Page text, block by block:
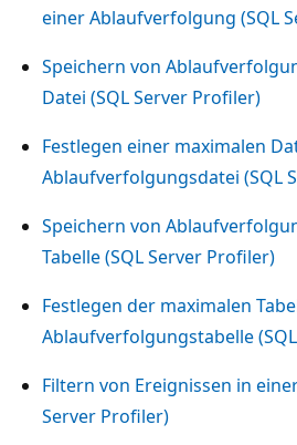
einer Ablaufverfolgung (SQL
Speichern von
Datei (SQL Server Profiler)
Festlegen einer maximalen
Ablaufverfolgungsdatei (SQL
Speichern von
Tabelle (SQL Server Profiler)
Festlegen der maximalen
Ablaufverfolgungstabelle
Filtern von Ereignissen in
Server Profiler)